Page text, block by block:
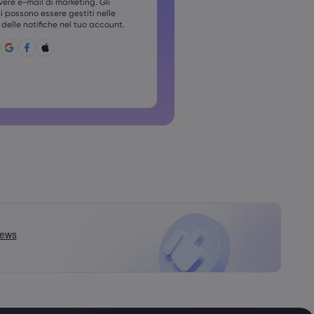
contenere almeno una
possono essere gestiti nelle
notifiche nel tuo account.